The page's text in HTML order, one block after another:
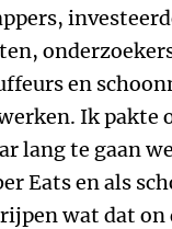
en
Ik pakte
lang te gaan
Eats en als
wat dat